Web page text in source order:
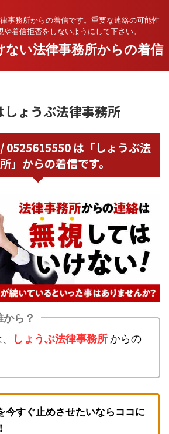
事務所からの着信です。重要な連絡の可能性
着信拒否をしないようにして下さい。
ない法律事務所からの着信
ょうぶ法律事務所
0525615550 は「しょうぶ法
」からの着信です。
ら？
しょうぶ法律事務所からの
今すぐ止めさせたいならココに